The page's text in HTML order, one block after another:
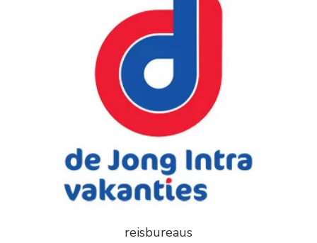
reisbureaus